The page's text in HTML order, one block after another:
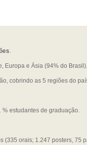
.
Europa e Ásia (94% do Brasil).
cobrindo as 5 regiões do
estudantes de graduação.
(335 orais; 1.247 posters, 75